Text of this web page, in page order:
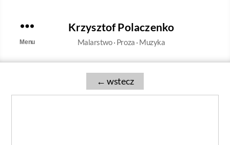
Krzysztof Polaczenko
Malarstwo · Proza · Muzyka
Menu
←